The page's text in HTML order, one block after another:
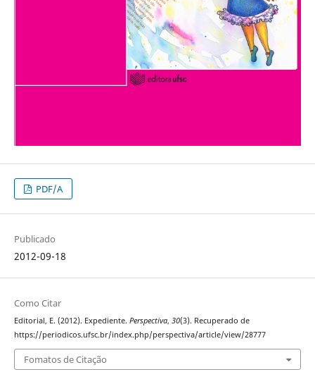
PDF/A
Publicado
2012-09-18
Como Citar
Editorial, E. (2012). Expediente. Perspectiva, 30(3). Recuperado de
https://periodicos.ufsc.br/index.php/perspectiva/article/view/28777
Fomatos de Citação